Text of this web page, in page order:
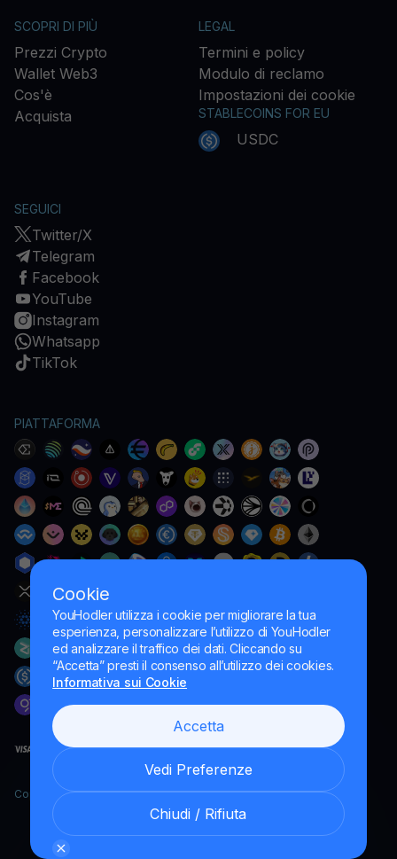
Cookie
YouHodler utilizza i cookie per migliorare la tua
esperienza, personalizzare l’utilizzo di YouHodler
ed analizzare il traffico dei dati. Cliccando su
“Accetta” presti il consenso all’utilizzo dei cookies.
Informativa sui Cookie
Accetta
Vedi Preferenze
Chiudi / Rifiuta
SCOPRI DI PIÙ
Prezzi Crypto
Wallet Web3
Cos'è
Acquista
LEGAL
Termini e policy
Modulo di reclamo
Impostazioni dei cookie
STABLECOINS FOR EU
USDC
SEGUICI
Twitter/X
Telegram
Facebook
YouTube
Instagram
Whatsapp
TikTok
PIATTAFORMA
Copyright YouHodler, 2026.